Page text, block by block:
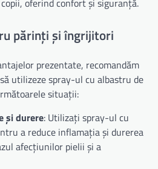
oferind confort și siguranță.
părinți și îngrijitori
prezentate, recomandăm
utilizeze spray-ul cu albastru de
situații:
și durere: Utilizați spray-ul cu
a reduce inflamația și durerea
afecțiunilor pielii și a